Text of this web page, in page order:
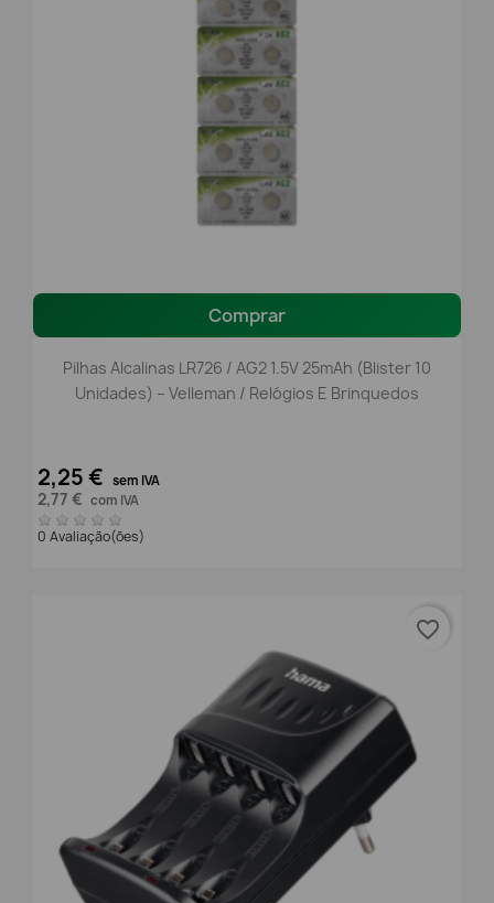
Comprar
Pilhas Alcalinas LR726 / AG2 1.5V 25mAh (Blister 10
Unidades) – Velleman / Relógios E Brinquedos
2,25 € sem IVA
2,77 € com IVA
0 Avaliação(ões)
favorite_border